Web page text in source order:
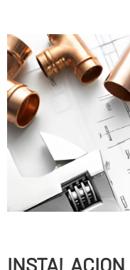
INSTALACION